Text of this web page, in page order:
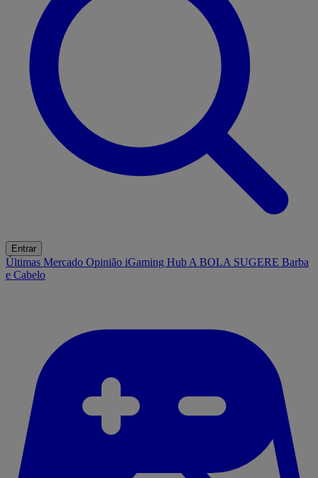
Entrar
Últimas Mercado Opinião iGaming Hub A BOLA SUGERE Barba
e Cabelo